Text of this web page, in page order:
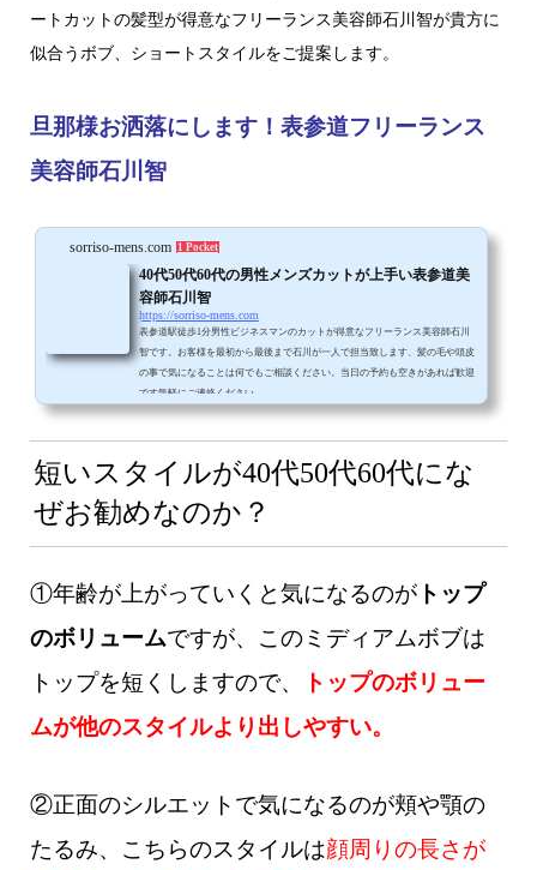
ートカットの髪型が得意なフリーランス美容師石川智が貴方に
似合うボブ、ショートスタイルをご提案します。
旦那様お洒落にします！表参道フリーランス
美容師石川智
sorriso-mens.com 1 Pocket
40代50代60代の男性メンズカットが上手い表参道美
容師石川智
https://sorriso-mens.com
表参道駅徒歩1分男性ビジネスマンのカットが得意なフリーランス美容師石川
智です。お客様を最初から最後まで石川が一人で担当致します、髪の毛や頭皮
の事で気になることは何でもご相談ください。当日の予約も空きがあれば歓迎
です気軽にご連絡ください。
短いスタイルが40代50代60代にな
ぜお勧めなのか？
①年齢が上がっていくと気になるのがトップ
のボリュームですが、このミディアムボブは
トップを短くしますので、
トップのボリュー
ムが他のスタイルより出しやすい。
②正面のシルエットで気になるのが頬や顎の
たるみ、こちらのスタイルは顔周りの長さが